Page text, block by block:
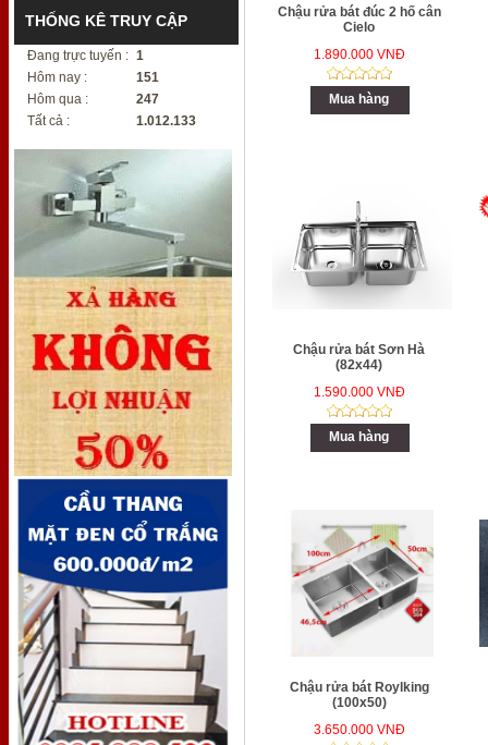
THỐNG KÊ TRUY CẬP
Đang trực tuyến : 1
Hôm nay :
151
Hôm qua :
247
Tất cả :
1.012.133
Chậu rửa bát đúc 2 hố cân
Cielo
1.890.000 VNĐ
Mua hàng
Chậu rửa bát Sơn Hà
(82x44)
1.590.000 VNĐ
Mua hàng
Chậu rửa bát Roylking
(100x50)
3.650.000 VNĐ